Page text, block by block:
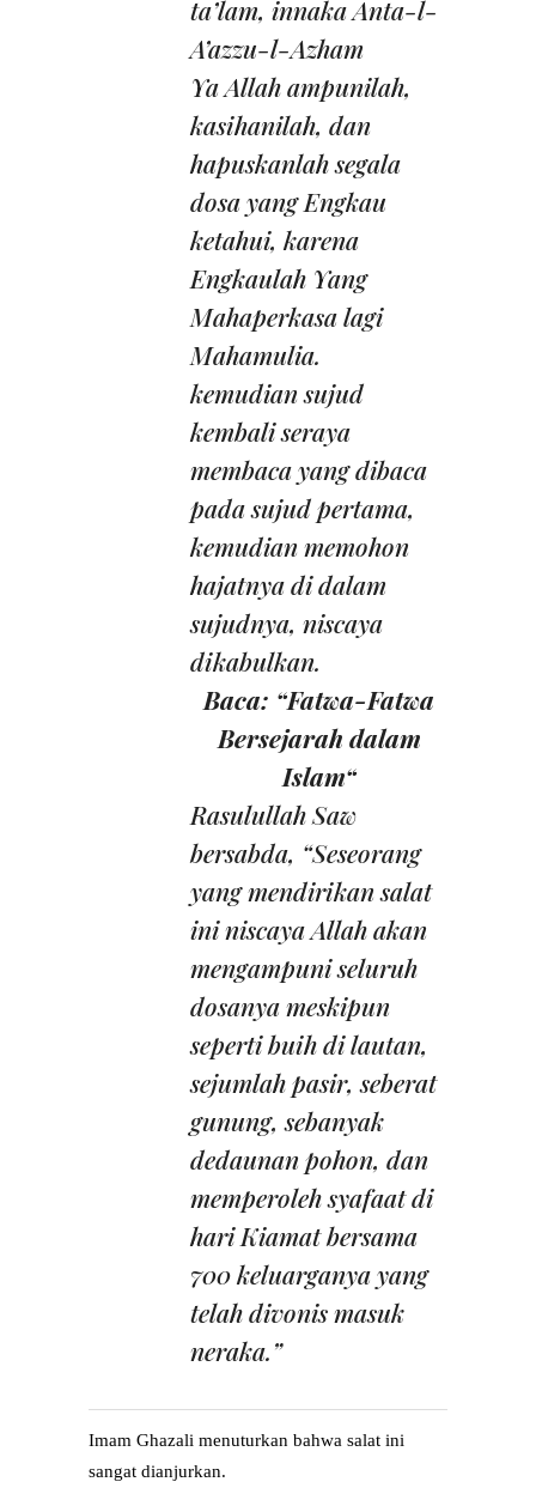
ta’lam, innaka Anta-l-
A’azzu-l-Azham
Ya Allah ampunilah,
kasihanilah, dan
hapuskanlah segala
dosa yang Engkau
ketahui, karena
Engkaulah Yang
Mahaperkasa lagi
Mahamulia.
kemudian sujud
kembali seraya
membaca yang dibaca
pada sujud pertama,
kemudian memohon
hajatnya di dalam
sujudnya, niscaya
dikabulkan.
Baca: “Fatwa-Fatwa
Bersejarah dalam
Islam“
Rasulullah Saw
bersabda, “Seseorang
yang mendirikan salat
ini niscaya Allah akan
mengampuni seluruh
dosanya meskipun
seperti buih di lautan,
sejumlah pasir, seberat
gunung, sebanyak
dedaunan pohon, dan
memperoleh syafaat di
hari Kiamat bersama
700 keluarganya yang
telah divonis masuk
neraka.”
Imam Ghazali menuturkan bahwa salat ini
sangat dianjurkan.